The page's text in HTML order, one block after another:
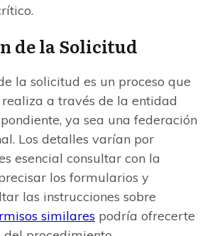
de la Solicitud
la solicitud es un proceso que
a través de la entidad
ya sea una federación
Los detalles varían por
esencial consultar con la
los formularios y
las instrucciones sobre
similares podría ofrecerte